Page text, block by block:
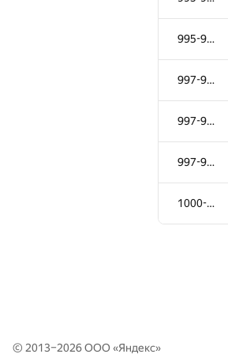
995-996
997-999
997-999
997-999
1000-1001
964
© 2013–2026 ООО «Яндекс»